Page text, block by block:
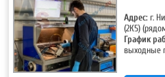
Адрес: г.
(2К5)
График
выходные